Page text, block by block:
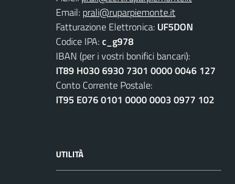
Email: prali@ruparpiemonte.it
Fatturazione Elettronica: UF5DON
Codice IPA:c_g978
IBAN (per i vostri bonifici bancari):
IT89 H030 6930 7301 0000 0046 127
Conto Corrente Postale:
IT95 E076 0101 0000 0003 0977 102
UTILITÀ